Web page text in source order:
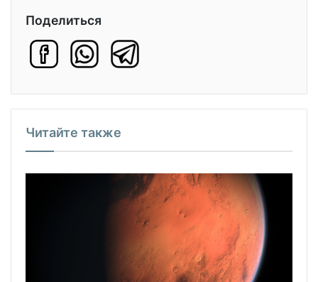
Поделиться
Читайте также